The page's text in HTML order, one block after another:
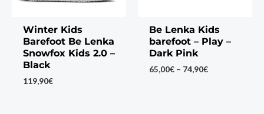
Winter Kids
Barefoot Be Lenka
Snowfox Kids 2.0 –
Black
119,90€
Be Lenka Kids
barefoot – Play –
Dark Pink
65,00€ – 74,90€Price